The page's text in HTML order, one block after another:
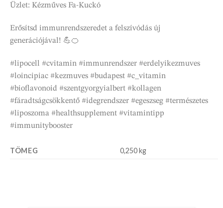
Üzlet: Kézműves Fa-Kuckó
Erősítsd immunrendszeredet a felszívódás új
generációjával! 💪🍊
#lipocell #cvitamin #immunrendszer #erdelyikezmuves
#loincipiac #kezmuves #budapest #c_vitamin
#bioflavonoid #szentgyorgyialbert #kollagen
#fáradtságcsökkentő #idegrendszer #egeszseg #természetes
#liposzoma #healthsupplement #vitamintipp
#immunitybooster
TÖMEG 0,250 kg